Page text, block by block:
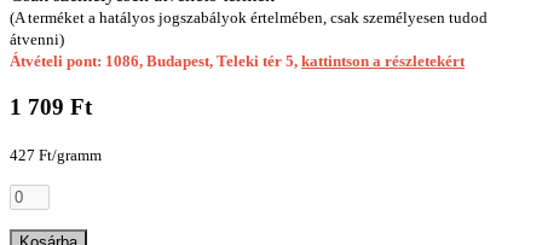
(A terméket a hatályos jogszabályok értelmében, csak személyesen tudod
átvenni)
Átvételi pont: 1086, Budapest, Teleki tér 5, kattintson a részletekért
1 709 Ft
427 Ft/gramm